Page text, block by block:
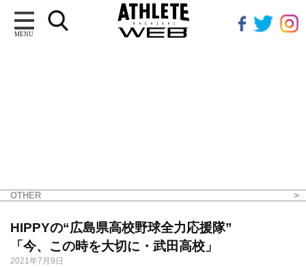
MENU
OTHER
HIPPYの“広島県高校野球全力応援隊”
「今、この時を大切に・武田高校」
2021年7月9日